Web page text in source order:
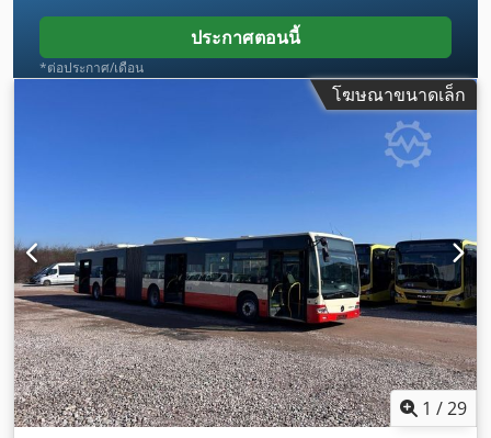
ประกาศตอนนี้
*ต่อประกาศ/เดือน
โฆษณาขนาดเล็ก
1 /29